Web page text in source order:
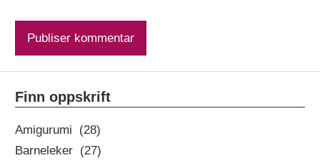
Finn oppskrift
Amigurumi (28)
Barneleker (27)